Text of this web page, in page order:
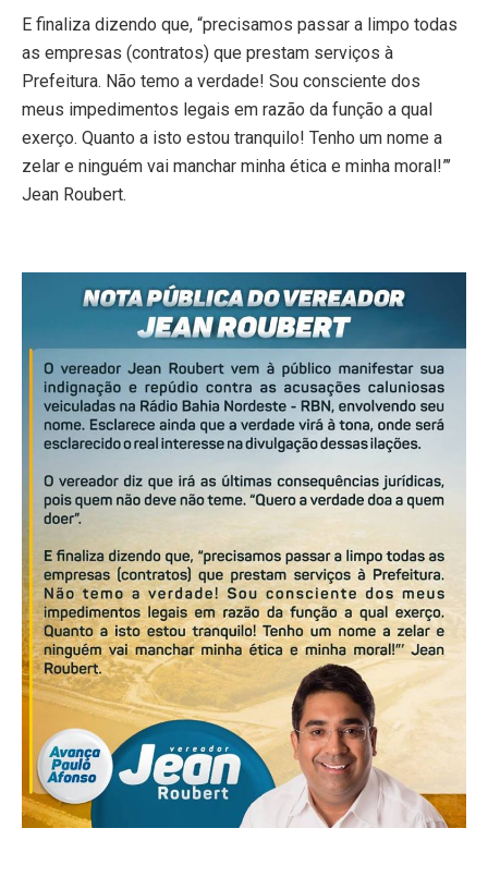
E finaliza dizendo que, “precisamos passar a limpo todas
as empresas (contratos) que prestam serviços à
Prefeitura. Não temo a verdade! Sou consciente dos
meus impedimentos legais em razão da função a qual
exerço. Quanto a isto estou tranquilo! Tenho um nome a
zelar e ninguém vai manchar minha ética e minha moral!”’
Jean Roubert.